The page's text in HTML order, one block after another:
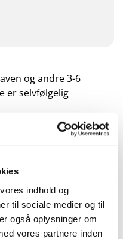
indhold og
til sociale medier og til
også oplysninger om
vores partnere inden
og andre 3-6
er selvfølgelig